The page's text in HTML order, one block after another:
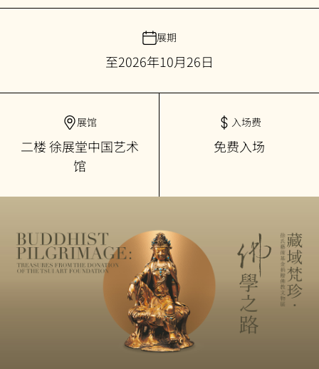
展馆
二楼 徐展堂中国艺术
馆
展期
至2026年10月26日
入场费
免费入场